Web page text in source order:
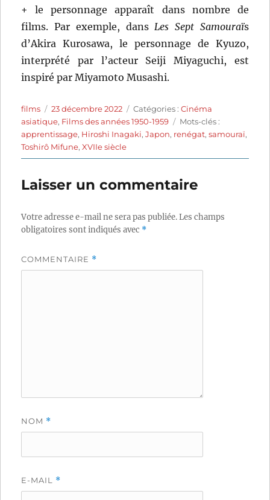
+ le personnage apparaît dans nombre de
films. Par exemple, dansLes Sept Samouraïs
d’Akira Kurosawa, le personnage de Kyuzo,
interprété par l’acteur Seiji Miyaguchi, est
inspiré par Miyamoto Musashi.
Auteur
films
Publié
le
23 décembre 2022 Catégories
Catégories :Cinéma
asiatique, Films des années 1950-1959 Étiquettes
Mots-clés :
apprentissage, Hiroshi Inagaki,Japon, renégat,samouraï,
Toshirô Mifune,XVIIe siècle
Laisser un commentaire
Votre adresse e-mail ne sera pas publiée.Les champs
obligatoires sont indiqués avec *
COMMENTAIRE *
NOM *
E-MAIL *